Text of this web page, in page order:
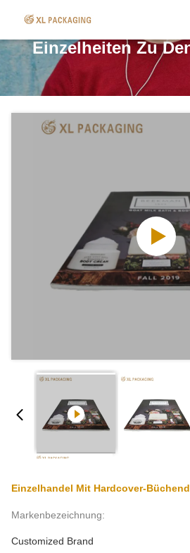
Einzelheiten Zu
Einzelhandel Mit Hardcover-
Markenbezeichnung:
Customized Brand